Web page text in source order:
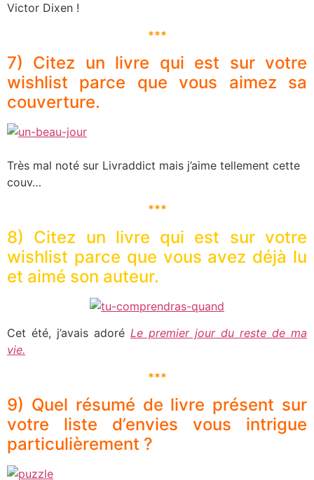
Victor Dixen !
***
7) Citez un livre qui est sur votre
wishlist parce que vous aimez sa
couverture.
Très mal noté sur Livraddict mais j’aime tellement cette
couv…
***
8) Citez un livre qui est sur votre
wishlist parce que vous avez déjà lu
et aimé son auteur.
Cet été, j’avais adoré Le premier jour du reste de ma
vie.
***
9) Quel résumé de livre présent sur
votre liste d’envies vous intrigue
particulièrement ?